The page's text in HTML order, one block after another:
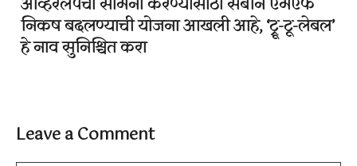
ओव्हरलॅपचा सामना करण्यासाठी सेबीने एमएफ
निकष बदलण्याची योजना आखली आहे, ‘ट्रू-टू-लेबल’
हे नाव सुनिश्चित करा
Leave a Comment